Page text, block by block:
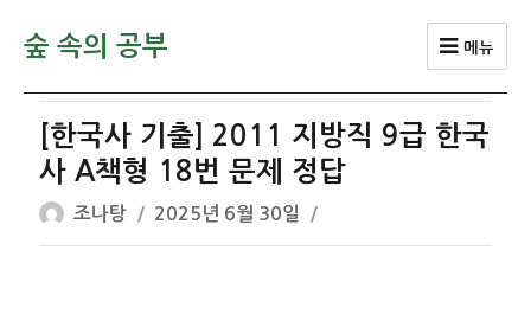
숲 속의 공부 메뉴
[한국사 기출] 2011 지방직 9급 한국
사 A책형 18번 문제 정답
글
쓴
조나탕
작
성
2025년 6월 30일